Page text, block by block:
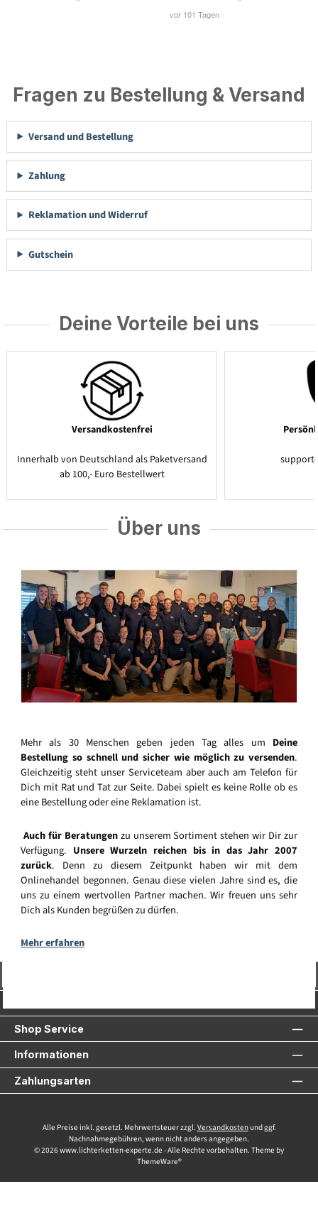
Fragen zu Bestellung & Versand
Versand und Bestellung
Zahlung
Reklamation und Widerruf
Gutschein
Deine Vorteile bei uns
Versandkostenfrei
Innerhalb von Deutschland als Paketversand
ab 100,- Euro Bestellwert
Über uns
Mehr als 30 Menschen geben jeden Tag alles um Deine
Bestellung so schnell und sicher wie möglich zu versenden.
Gleichzeitig steht unser Serviceteam aber auch am Telefon für
Dich mit Rat und Tat zur Seite. Dabei spielt es keine Rolle ob es
eine Bestellung oder eine Reklamation ist.
Auch für Beratungenzu unserem Sortiment stehen wir Dir zur
Verfügung. Unsere Wurzeln reichen bis in das Jahr 2007
zurück. Denn zu diesem Zeitpunkt haben wir mit dem
Onlinehandel begonnen. Genau diese vielen Jahre sind es, die
uns zu einem wertvollen Partner machen. Wir freuen uns sehr
Dich als Kunden begrüßen zu dürfen.
Mehr erfahren
Shop Service
Informationen
Zahlungsarten
Alle Preise inkl. gesetzl. Mehrwertsteuer zzgl. Versandkostenund ggf.
Nachnahmegebühren, wenn nicht anders angegeben.
© 2026 www.lichterketten-experte.de - Alle Rechte vorbehalten. Theme by
ThemeWare®